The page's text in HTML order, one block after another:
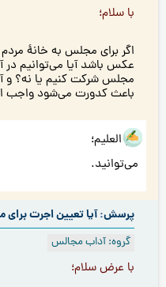
با سلام؛
اگر برای مجلس به خانۀ
عکس باشد آیا می‌توانیم در
مجلس شرکت کنیم یا نه؟ و
باعث كدورت می‌شود واجب
هو العلیم؛
می‌توانید.
پرسش: آیا تعیین اجرت
گروه: آداب مجالس
با عرض سلام؛